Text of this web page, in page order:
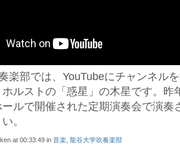
楽部では、YouTubeにチャンネル
ルストの「惑星」の木星です。昨
ルで開催された定期演奏会で演奏
。
at 00:33:49 in 音楽 龍谷大学吹奏楽部